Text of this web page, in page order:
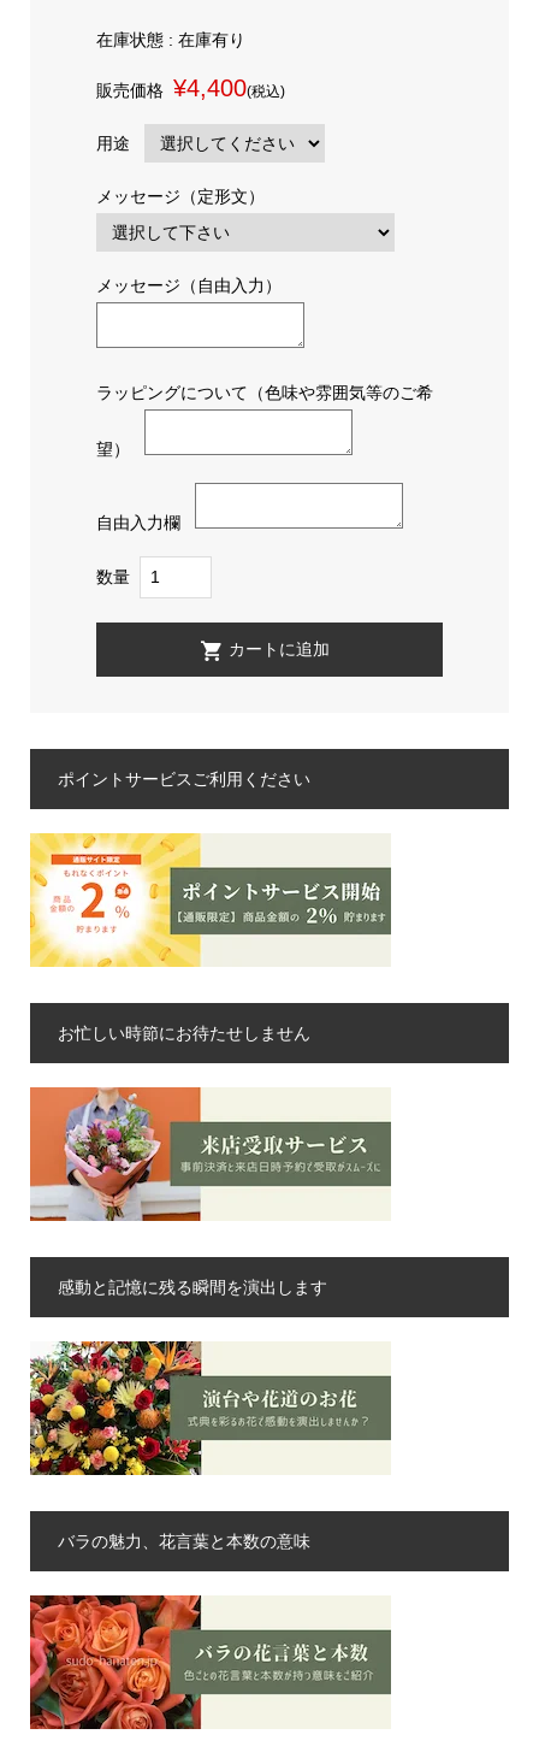
在庫状態 : 在庫有り
販売価格 ¥4,400(税込)
用途
メッセージ（定形文）
メッセージ（自由入力）
ラッピングについて（色味や雰囲気等のご希
望）
自由入力欄
数量
ポイントサービスご利用ください
お忙しい時節にお待たせしません
感動と記憶に残る瞬間を演出します
バラの魅力、花言葉と本数の意味